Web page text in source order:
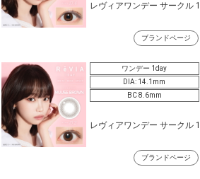
レヴィアワンデー サークル
ブランドページ
ワンデー 1day
DIA: 14.1mm
BC 8.6mm
レヴィアワンデー サークル
ブランドページ